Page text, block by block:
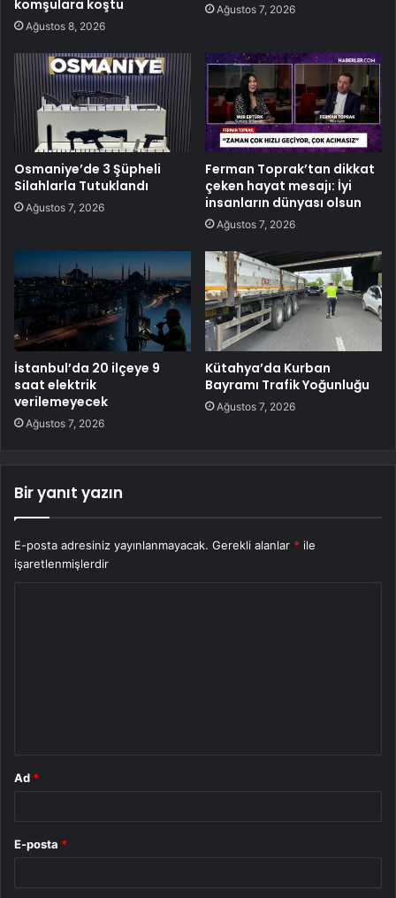
komşulara koştu
Ağustos 8, 2026
Ağustos 7, 2026
Osmaniye’de 3 Şüpheli
Silahlarla Tutuklandı
Ağustos 7, 2026
Ferman Toprak’tan dikkat
çeken hayat mesajı: İyi
insanların dünyası olsun
Ağustos 7, 2026
İstanbul’da 20 ilçeye 9
saat elektrik
verilemeyecek
Ağustos 7, 2026
Kütahya’da Kurban
Bayramı Trafik Yoğunluğu
Ağustos 7, 2026
Bir yanıt yazın
E-posta adresiniz yayınlanmayacak. Gerekli alanlar * ile
işaretlenmişlerdir
Ad *
E-posta *